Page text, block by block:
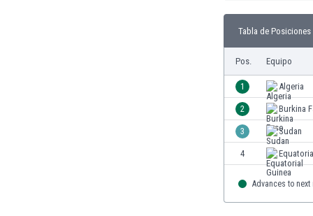
Tabla de Posiciones
Pos. Equipo
1 Algeria
2 Burkina
3 Sudan
4
Advances to next